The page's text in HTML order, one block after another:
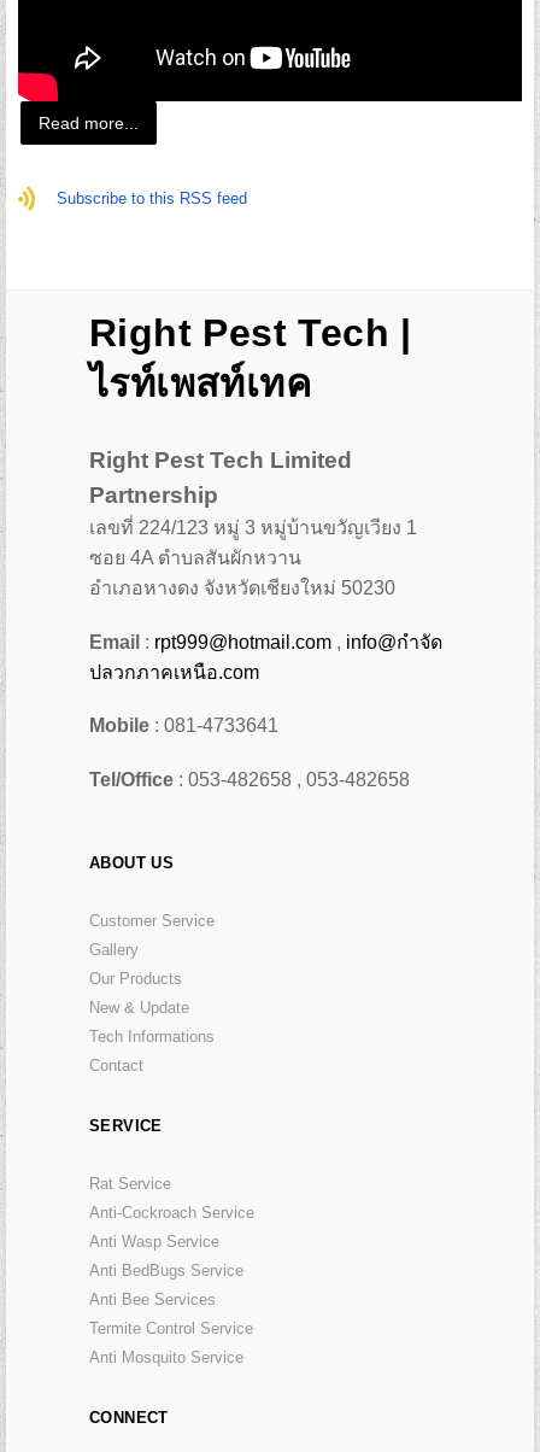
Read more...
Subscribe to this RSS feed
Right Pest Tech |
ไรท์เพสท์เทค
Right Pest Tech Limited
Partnership
เลขที่ 224/123 หมู่ 3 หมู่บ้านขวัญเวียง 1
ซอย 4A ตำบลสันผักหวาน
อำเภอหางดง จังหวัดเชียงใหม่ 50230
Email : rpt999@hotmail.com , info@กำจัด
ปลวกภาคเหนือ.com
Mobile : 081-4733641
Tel/Office : 053-482658 , 053-482658
ABOUT US
Customer Service
Gallery
Our Products
New & Update
Tech Informations
Contact
SERVICE
Rat Service
Anti-Cockroach Service
Anti Wasp Service
Anti BedBugs Service
Anti Bee Services
Termite Control Service
Anti Mosquito Service
CONNECT